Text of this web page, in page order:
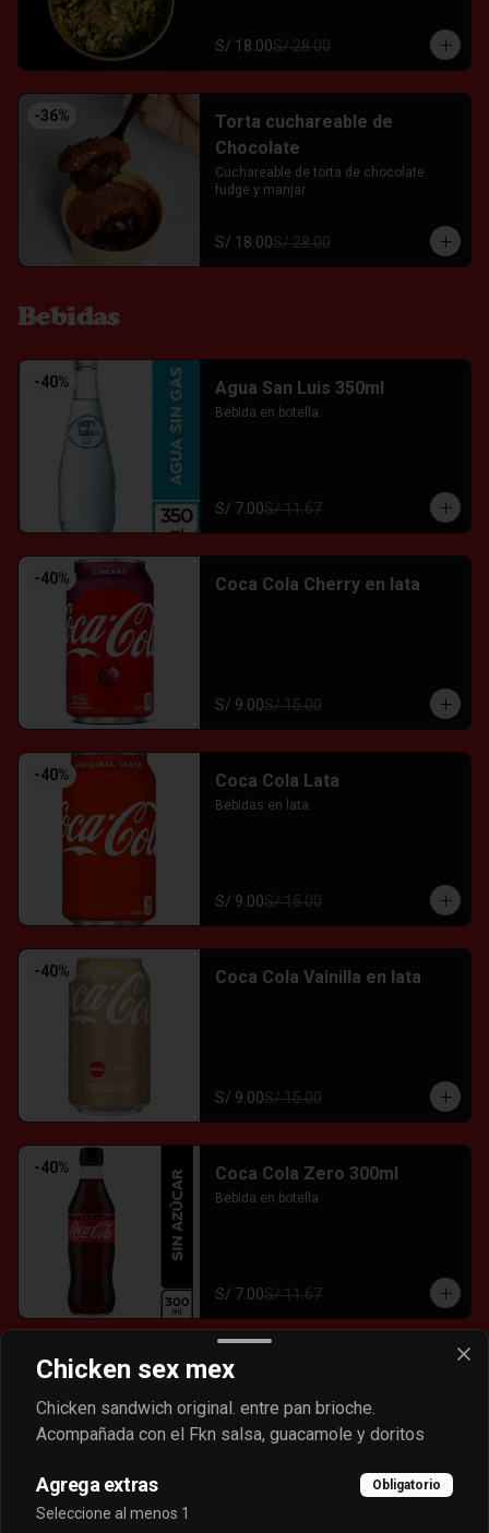
S/ 18.00S/ 28.00
-36%
Torta cuchareable de
Chocolate
Cuchareable de torta de chocolate
fudge y manjar
S/ 18.00S/ 28.00
Bebidas
-40% Agua San Luis 350ml
Bebida en botella.
S/ 7.00S/ 11.67
-40% Coca Cola Cherry en lata
S/ 9.00S/ 15.00
-40% Coca Cola Lata
Bebidas en lata.
S/ 9.00S/ 15.00
-40% Coca Cola Vainilla en lata
S/ 9.00S/ 15.00
-40% Coca Cola Zero 300ml
Bebida en botella
S/ 7.00S/ 11.67
-40% Dr Pepper
Chicken sex mex
Chicken sandwich original. entre pan brioche.
Acompañada con el Fkn salsa, guacamole y doritos
Agrega extras Obligatorio
Seleccione al menos 1